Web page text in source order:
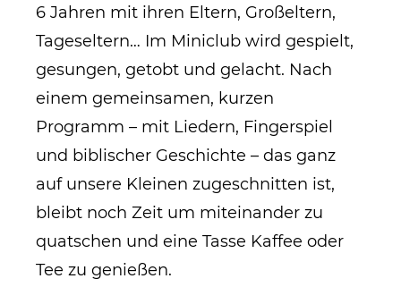
6 Jahren mit ihren Eltern, Großeltern,
Tageseltern… Im Miniclub wird gespielt,
gesungen, getobt und gelacht. Nach
einem gemeinsamen, kurzen
Programm – mit Liedern, Fingerspiel
und biblischer Geschichte – das ganz
auf unsere Kleinen zugeschnitten ist,
bleibt noch Zeit um miteinander zu
quatschen und eine Tasse Kaffee oder
Tee zu genießen.